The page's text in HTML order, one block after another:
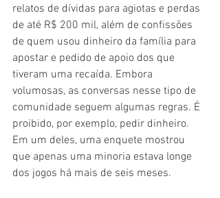
relatos de dívidas para agiotas e perdas
de até R$ 200 mil, além de confissões
de quem usou dinheiro da família para
apostar e pedido de apoio dos que
tiveram uma recaída. Embora
volumosas, as conversas nesse tipo de
comunidade seguem algumas regras. É
proibido, por exemplo, pedir dinheiro.
Em um deles, uma enquete mostrou
que apenas uma minoria estava longe
dos jogos há mais de seis meses.